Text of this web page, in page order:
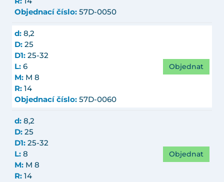
Objednací číslo: 57D-0050
d: 8,2
D: 25
D1: 25-32
L: 6
M: M 8
R: 14
Objednací číslo: 57D-0060
Objednat
d: 8,2
D: 25
D1: 25-32
L: 8
M: M 8
R: 14
Objednat